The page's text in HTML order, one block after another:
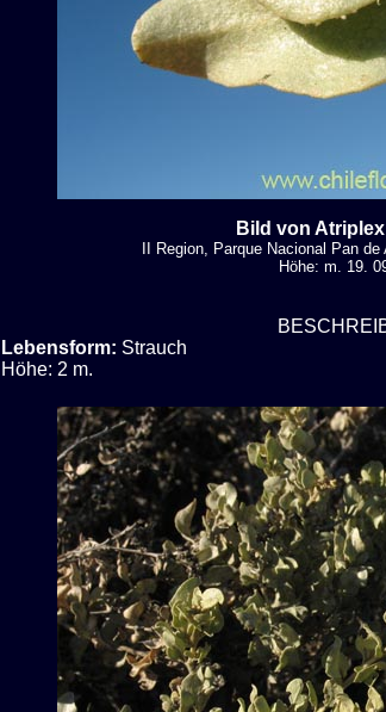
Bild von
II Region, Parque Nacional Pan
Höhe: m. 19.
Lebensform: Strauch
Höhe: 2 m.